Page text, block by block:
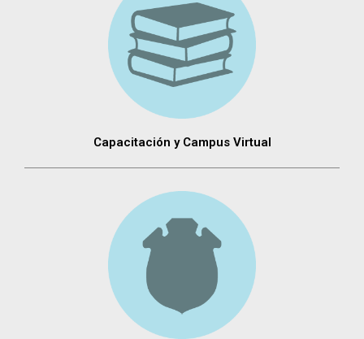
Capacitación y Campus Virtual